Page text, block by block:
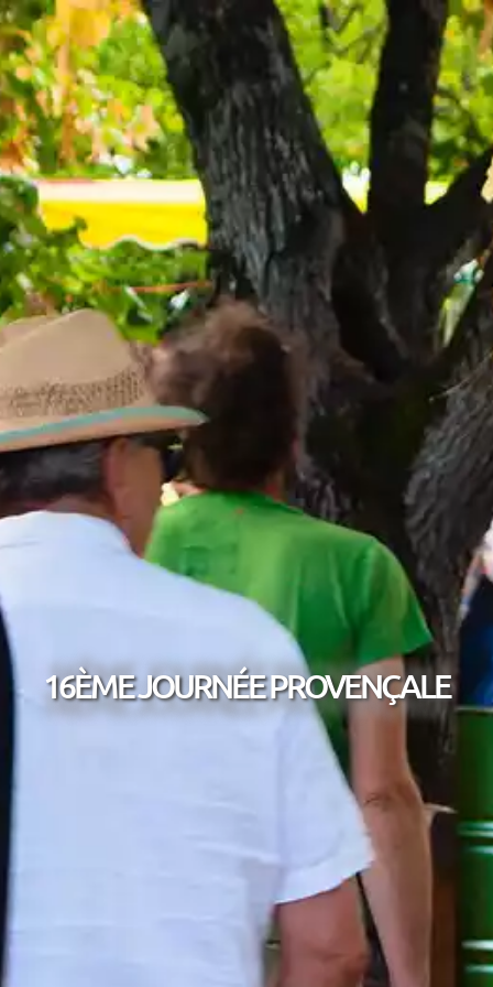
16ÈME JOURNÉE PROVENÇALE